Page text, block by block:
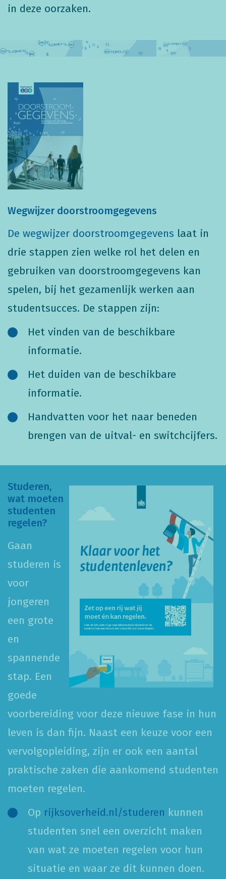
in deze oorzaken.
Wegwijzer doorstroomgegevens
De wegwijzer doorstroomgegevens laat in
drie stappen zien welke rol het delen en
gebruiken van doorstroomgegevens kan
spelen, bij het gezamenlijk werken aan
studentsucces. De stappen zijn:
Het vinden van de beschikbare
informatie.
Het duiden van de beschikbare
informatie.
Handvatten voor het naar beneden
brengen van de uitval- en switchcijfers.
Studeren,
wat moeten
studenten
regelen?
Gaan
studeren is
voor
jongeren
een grote
en
spannende
stap. Een
goede
voorbereiding voor deze nieuwe fase in hun
leven is dan fijn. Naast een keuze voor een
vervolgopleiding, zijn er ook een aantal
praktische zaken die aankomend studenten
moeten regelen.
Op rijksoverheid.nl/studeren kunnen
studenten snel een overzicht maken
van wat ze moeten regelen voor hun
situatie en waar ze dit kunnen doen.